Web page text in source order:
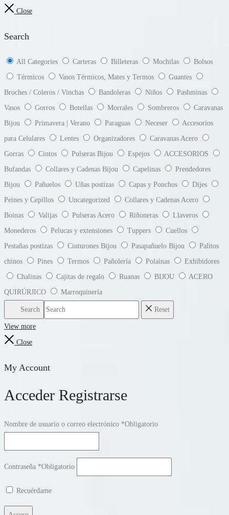
Close
Search
All Categories Carteras Billeteras Mochilas
Bolsos
Térmicos
Vasos Térmicos, Mates y Termos
Guantes
Broches / Coleros / Vinchas
Bandoleras Niños
Pashminas
Vasos
Gorros Botellas Morrales Sombreros
Caravanas
Bijou
Primavera | Verano Paraguas Neceser
Accesorios
para Celulares
Lentes Organizadores
Caravanas Acero
Gorras
Cintos Pulseras Bijou Espejos
ACCESORIOS
Bufandas
Collares y Cadenas Bijou Capelinas
Prendedores
Bijou
Pañuelos Uñas postizas Capas y Ponchos
Dijes
Peines y Cepillos
Uncategorized
Collares y Cadenas Acero
Boinas
Valijas Pulseras Acero Riñoneras
Llaveros
Monederos
Pelucas y extensiones Tuppers
Cuellos
Pestañas postizas
Cinturones Bijou Pasapañuelo Bijou
Palitos
chinos
Pines Termos Pañolería Polainas
Exhibidores
Chalinas
Cajitas de regalo Ruanas BIJOU
ACERO
QUIRÚRJICO
Marroquinería
Search Reset
View more
Close
My Account
Acceder Registrarse
Nombre de usuario o correo electrónico *Obligatorio
Contraseña *Obligatorio
Recuérdame